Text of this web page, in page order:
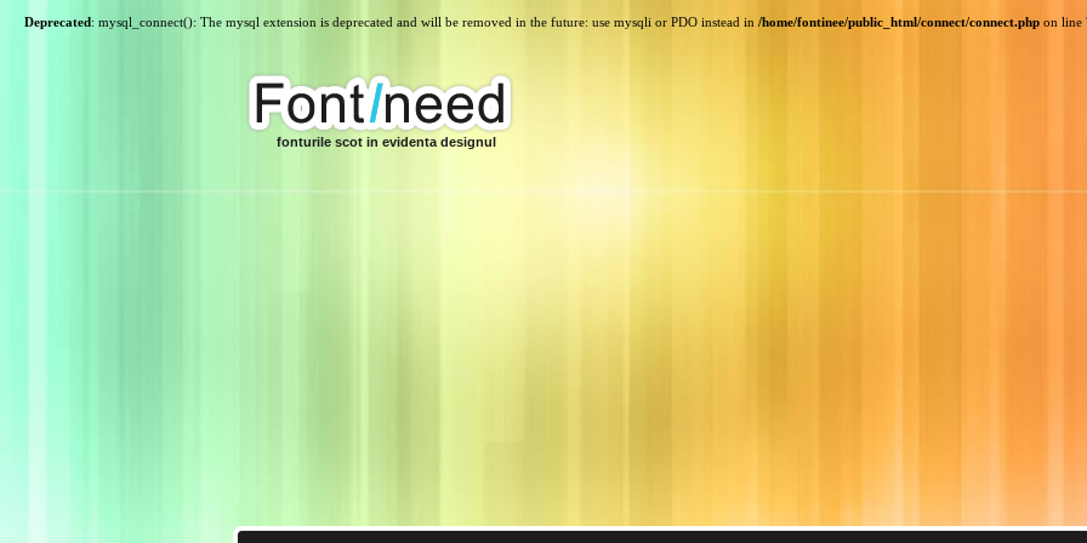
Deprecated: mysql_connect(): The mysql extension is deprecated and will be removed in the future: use mysqli or PDO instead in /home/fontinee/public_html/connect/connect.php on line
fonturile scot in evidenta designul